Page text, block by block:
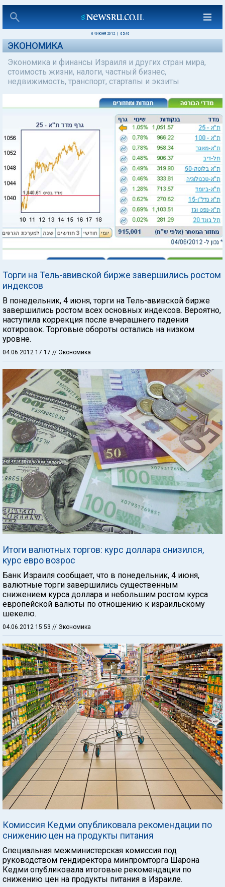
04 ИЮНЯ 2012 05:40
ЭКОНОМИКА
Экономика и финансы Израиля и других стран мира,
стоимость жизни, налоги, частный бизнес,
недвижимость, транспорт, стартапы и экзиты
Торги на Тель-авивской бирже завершились ростом
индексов
В понедельник, 4 июня, торги на Тель-авивской бирже
завершились ростом всех основных индексов. Вероятно,
наступила коррекция после вчерашнего падения
котировок. Торговые обороты остались на низком
уровне.
04.06.2012 17:17 // Экономика
Итоги валютных торгов: курс доллара снизился,
курс евро возрос
Банк Израиля сообщает, что в понедельник, 4 июня,
валютные торги завершились существенным
снижением курса доллара и небольшим ростом курса
европейской валюты по отношению к израильскому
шекелю.
04.06.2012 15:53 // Экономика
Комиссия Кедми опубликовала рекомендации по
снижению цен на продукты питания
Специальная межминистерская комиссия под
руководством гендиректора минпромторга Шарона
Кедми опубликовала итоговые рекомендации по
снижению цен на продукты питания в Израиле.